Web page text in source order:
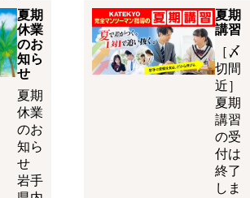
夏期
休業
のお
知ら
せ
夏期
休業
のお
知ら
せ
岩手
夏期
講習
［〆
切間
近］
夏期
講習
の受
付は
終了
しま